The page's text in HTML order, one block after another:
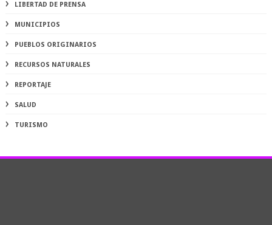
LIBERTAD DE PRENSA
MUNICIPIOS
PUEBLOS ORIGINARIOS
RECURSOS NATURALES
REPORTAJE
SALUD
TURISMO